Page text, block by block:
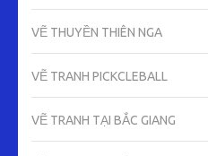
VẼ THUYỀN THIÊN NGA
VẼ TRANH PICKCLEBALL
VẼ TRANH TẠI BẮC GIANG